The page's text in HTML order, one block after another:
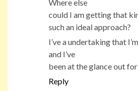
Where else
could I am getting that
such an ideal approach?
I’ve a undertaking that
and I’ve
been at the glance out
Reply